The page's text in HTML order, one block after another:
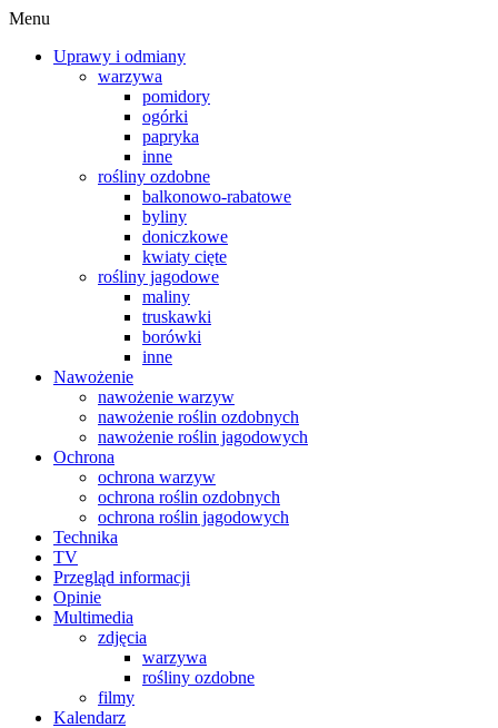
Menu
Uprawy i odmiany
warzywa
pomidory
ogórki
papryka
inne
rośliny ozdobne
balkonowo-rabatowe
byliny
doniczkowe
kwiaty cięte
rośliny jagodowe
maliny
truskawki
borówki
inne
Nawożenie
nawożenie warzyw
nawożenie roślin ozdobnych
nawożenie roślin jagodowych
Ochrona
ochrona warzyw
ochrona roślin ozdobnych
ochrona roślin jagodowych
Technika
TV
Przegląd informacji
Opinie
Multimedia
zdjęcia
warzywa
rośliny ozdobne
filmy
Kalendarz